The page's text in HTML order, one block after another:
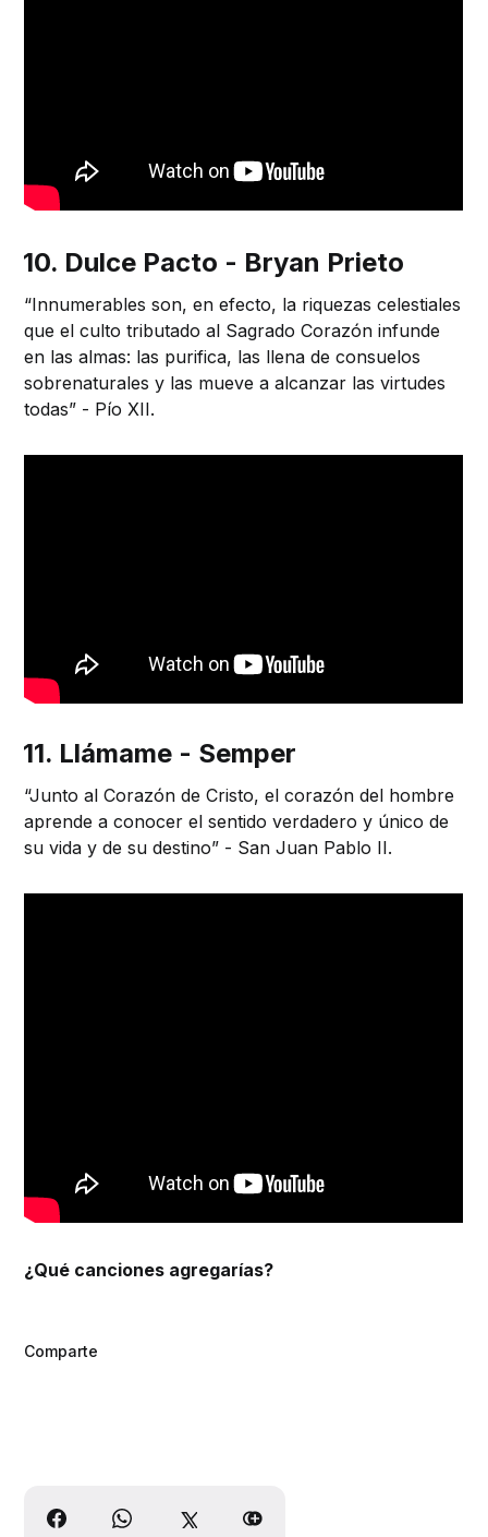
10. Dulce Pacto - Bryan Prieto
“Innumerables son, en efecto, la riquezas celestiales
que el culto tributado al Sagrado Corazón infunde
en las almas: las purifica, las llena de consuelos
sobrenaturales y las mueve a alcanzar las virtudes
todas” - Pío XII.
11. Llámame - Semper
“Junto al Corazón de Cristo, el corazón del hombre
aprende a conocer el sentido verdadero y único de
su vida y de su destino” - San Juan Pablo II.
¿Qué canciones agregarías?
Comparte